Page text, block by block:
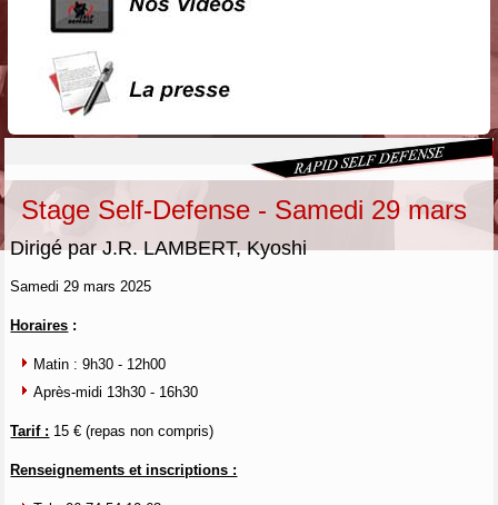
Stage Self-Defense - Samedi 29 mars
Dirigé par J.R. LAMBERT, Kyoshi
Samedi 29 mars 2025
Horaires :
Matin : 9h30 - 12h00
Après-midi 13h30 - 16h30
Tarif : 15 € (repas non compris)
Renseignements et inscriptions :